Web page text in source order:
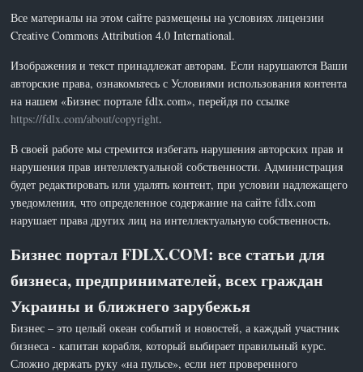
Все материалы на этом сайте размещены на условиях лицензии
Creative Commons Attribution 4.0 International.
Изображения и текст принадлежат авторам. Если нарушаются Ваши
авторские права, ознакомьтесь с Условиями использования контента
на нашем «Бизнес портале fdlx.com», перейдя по ссылке
https://fdlx.com/about/copyright.
В своей работе мы стремится избегать нарушения авторских прав и
нарушения прав интеллектуальной собственности. Администрация
будет редактировать или удалять контент, при условии надлежащего
уведомления, что определенное содержание на сайте fdlx.com
нарушает права других лиц на интеллектуальную собственность.
Бизнес портал FDLX.COM: все статьи для
бизнеса, предпринимателей, всех граждан
Украины и ближнего зарубежья
Бизнес – это целый океан событий и новостей, а каждый участник
бизнеса - капитан корабля, который выбирает правильный курс.
Сложно держать руку «на пульсе», если нет проверенного